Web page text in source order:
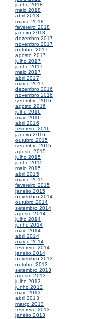
junho 2018
maio 2018
abril 2018
março 2018
fevereiro 2018
janeiro 2018
dezembro 2017
novembro 2017
outubro 2017
agosto 2017
julho 2017
junho 2017
maio 2017
abril 2017
março 2017
dezembro 2016
novembro 2016
setembro 2016
agosto 2016
julho 2016
maio 2016
abril 2016
fevereiro 2016
janeiro 2016
outubro 2015
setembro 2015
agosto 2015
julho 2015
junho 2015
maio 2015
abril 2015
março 2015
fevereiro 2015
janeiro 2015
novembro 2014
outubro 2014
setembro 2014
agosto 2014
julho 2014
junho 2014
maio 2014
abril 2014
março 2014
fevereiro 2014
janeiro 2014
novembro 2013
outubro 2013
setembro 2013
agosto 2013
julho 2013
junho 2013
maio 2013
abril 2013
março 2013
fevereiro 2013
janeiro 2013